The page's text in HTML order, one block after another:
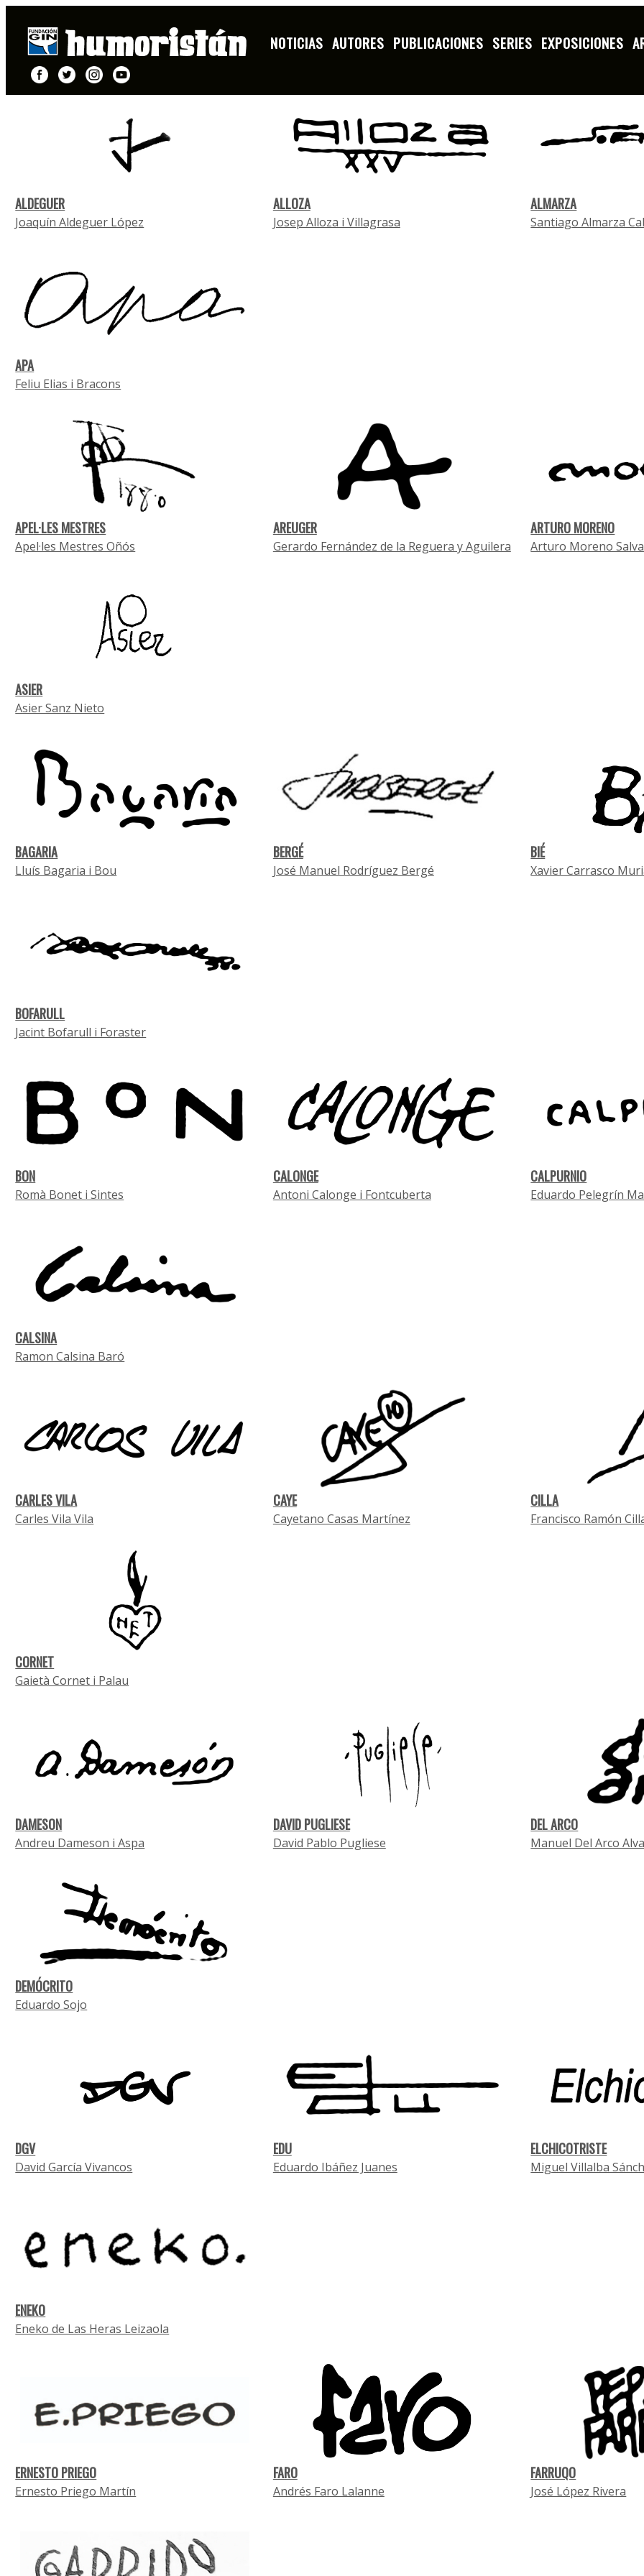
NOTICIAS AUTORES PUBLICACIONES SERIES EXPOSICIONES
B C D E G H J K L M N O Q R S T
ALDEGUER
Joaquín Aldeguer López
ALLOZA
Josep Alloza i Villagrasa
ALMARZA
Santiago Almarza
APA
Feliu Elias i Bracons
APEL·LES MESTRES
Apel·les Mestres Oñós
AREUGER
Gerardo Fernández de la Reguera y Aguilera
ARTURO MORENO
Arturo Moreno
ASIER
Asier Sanz Nieto
BAGARIA
Lluís Bagaria i Bou
BERGÉ
José Manuel Rodríguez Bergé
BIÉ
Xavier Carrasco
BOFARULL
Jacint Bofarull i Foraster
BON
Romà Bonet i Sintes
CALONGE
Antoni Calonge i Fontcuberta
CALPURNIO
Eduardo Pelegrín
CALSINA
Ramon Calsina Baró
CARLES VILA
Carles Vila Vila
CAYE
Cayetano Casas Martínez
CILLA
Francisco Ramón
CORNET
Gaietà Cornet i Palau
DAMESON
Andreu Dameson i Aspa
DAVID PUGLIESE
David Pablo Pugliese
DEL ARCO
Manuel Del Arco
DEMÓCRITO
Eduardo Sojo
DGV
David García Vivancos
EDU
Eduardo Ibáñez Juanes
ELCHICOTRISTE
Miguel Villalba
ENEKO
Eneko de Las Heras Leizaola
ERNESTO PRIEGO
Ernesto Priego Martín
FARO
Andrés Faro Lalanne
FARRUQO
José López Rivera